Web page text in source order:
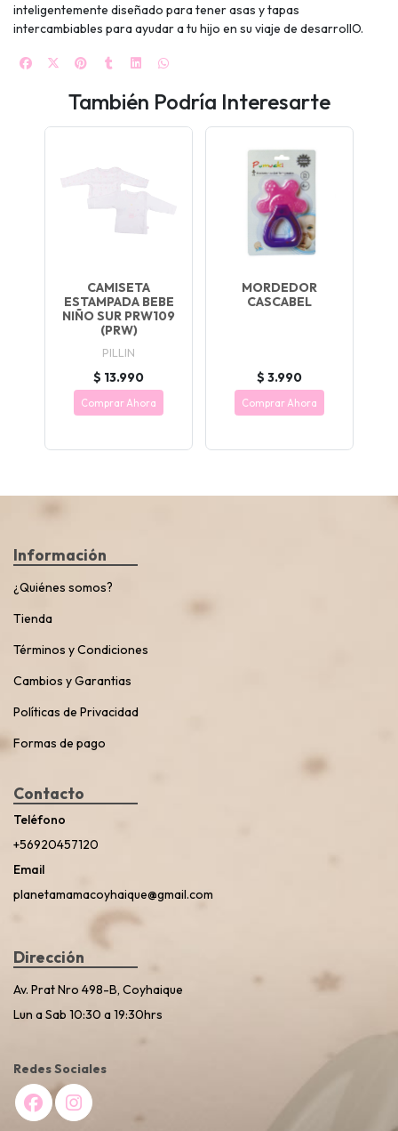
inteligentemente diseñado para tener asas y tapas
intercambiables para ayudar a tu hijo en su viaje de desarrollO.
También Podría Interesarte
CAMISETA
ESTAMPADA BEBE
NIÑO SUR PRW109
(PRW)
PILLIN
$ 13.990
Comprar Ahora
MORDEDOR
CASCABEL
$ 3.990
Comprar Ahora
Información
¿Quiénes somos?
Tienda
Términos y Condiciones
Cambios y Garantias
Políticas de Privacidad
Formas de pago
Contacto
Teléfono
+56920457120
Email
planetamamacoyhaique@gmail.com
Dirección
Av. Prat Nro 498-B, Coyhaique
Lun a Sab 10:30 a 19:30hrs
Redes Sociales